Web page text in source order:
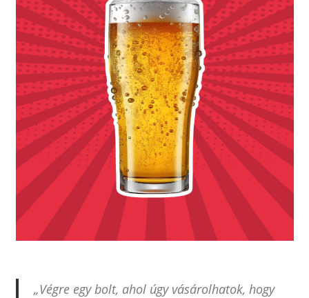
„Végre egy bolt, ahol úgy vásárolhatok, hogy